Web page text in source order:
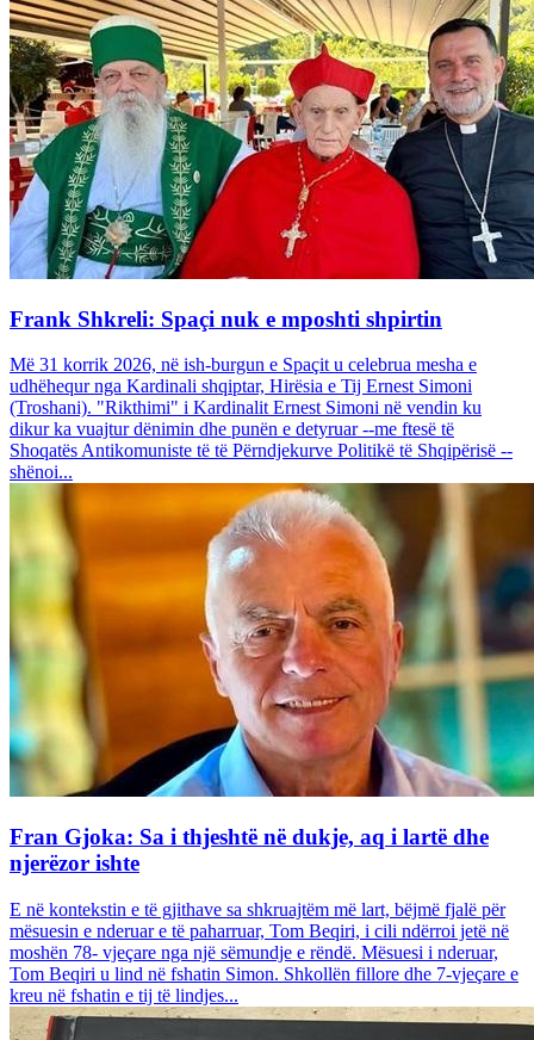
Frank Shkreli: Spaçi nuk e mposhti shpirtin
Më 31 korrik 2026, në ish-burgun e Spaçit u celebrua mesha e
udhëhequr nga Kardinali shqiptar, Hirësia e Tij Ernest Simoni
(Troshani). "Rikthimi" i Kardinalit Ernest Simoni në vendin ku
dikur ka vuajtur dënimin dhe punën e detyruar --me ftesë të
Shoqatës Antikomuniste të të Përndjekurve Politikë të Shqipërisë --
shënoi...
Fran Gjoka: Sa i thjeshtë në dukje, aq i lartë dhe
njerëzor ishte
E në kontekstin e të gjithave sa shkruajtëm më lart, bëjmë fjalë për
mësuesin e nderuar e të paharruar, Tom Beqiri, i cili ndërroi jetë në
moshën 78- vjeçare nga një sëmundje e rëndë. Mësuesi i nderuar,
Tom Beqiri u lind në fshatin Simon. Shkollën fillore dhe 7-vjeçare e
kreu në fshatin e tij të lindjes...